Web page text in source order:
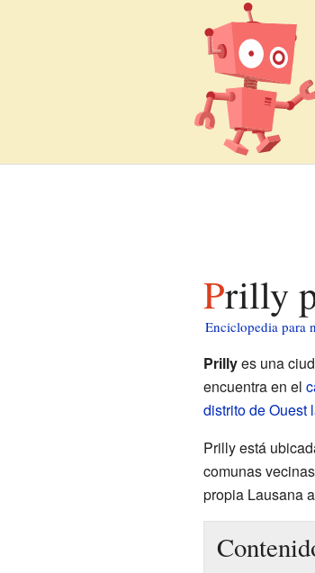
Prilly
Enciclopedia para
Prillyes una
encuentra en el
distrito de Ouest
Prilly está
comunas
propia Lausana